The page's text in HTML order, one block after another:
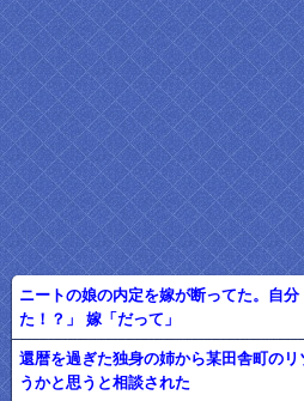
ニートの娘の内定を嫁が断ってた。自
た！？」 嫁「だって」
還暦を過ぎた独身の姉から某田舎町の
うかと思うと相談された